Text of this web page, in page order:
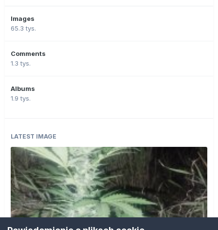
Images
65.3 tys.
Comments
1.3 tys.
Albums
1.9 tys.
LATEST IMAGE